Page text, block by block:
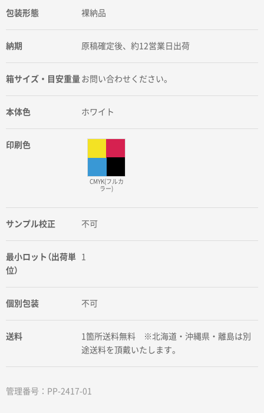
包装形態 裸納品
納期 原稿確定後、約12営業日出荷
箱サイズ・目安重量 お問い合わせください。
本体色 ホワイト
印刷色
CMYK(フルカ
ラー)
サンプル校正 不可
最小ロット（出荷単
位）
1
個別包装 不可
送料
1箇所送料無料 ※北海道・沖縄県・離島は別
途送料を頂戴いたします。
管理番号：PP-2417-01